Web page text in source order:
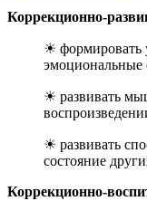
Коррекционно-
☀ формировать
эмоциональные
☀ развивать
☀ развивать
состояние
Коррекционно-